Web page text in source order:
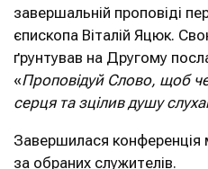
завершальній проповіді
єпископа Віталій Яцюк.
ґрунтував на Другому
«Проповідуй Слово, щоб
серця та зцілив душу
Завершилася
за обраних служителів.